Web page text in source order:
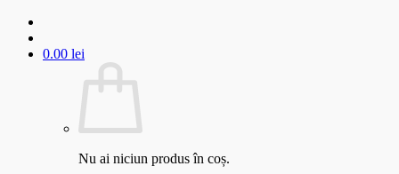
0.00 lei
Nu ai niciun produs în coș.